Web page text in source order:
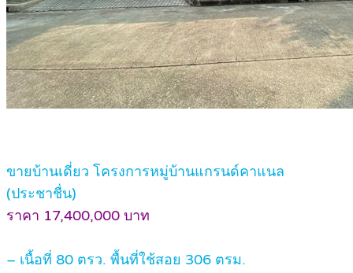
ขายบ้านเดี่ยว โครงการหมู่บ้านแกรนด์คาแนล
(ประชาชื่น)
ราคา 17,400,000 บาท
– เนื้อที่ 80 ตรว. พื้นที่ใช้สอย 306 ตรม.